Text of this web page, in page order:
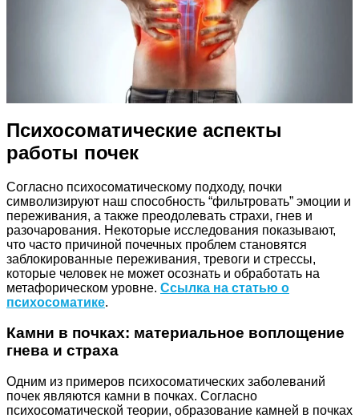
Психосоматические аспекты
работы почек
Согласно психосоматическому подходу, почки
символизируют наш способность “фильтровать” эмоции и
переживания, а также преодолевать страхи, гнев и
разочарования. Некоторые исследования показывают,
что часто причиной почечных проблем становятся
заблокированные переживания, тревоги и стрессы,
которые человек не может осознать и обработать на
метафорическом уровне. Ссылка на статью о
психосоматике.
Камни в почках: материальное воплощение
гнева и страха
Одним из примеров психосоматических заболеваний
почек являются камни в почках. Согласно
психосоматической теории, образование камней в почках